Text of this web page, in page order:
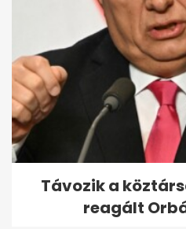
Varga
gazdaság
Távozik a
reagált